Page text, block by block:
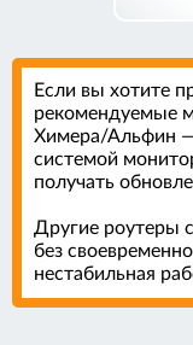
Если вы хотите
рекомендуемые
Химера/Альфин
системой
получать
Другие роутеры
без
нестабильная